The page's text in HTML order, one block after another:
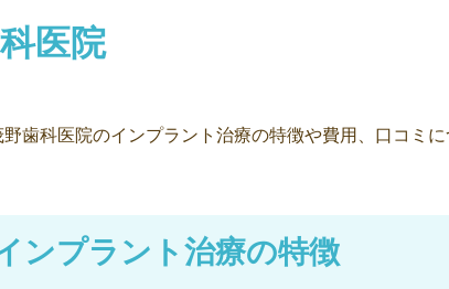
医院
歯科医院のインプラント治療の特徴や費用、口コミに
ンプラント治療の特徴